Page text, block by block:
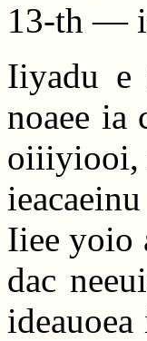
13-th —
Iiyadu e
noaee ia
oiiiyiooi,
Iiee yoio
dac
ideauoea